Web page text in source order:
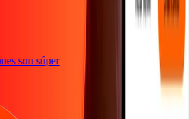
son súper